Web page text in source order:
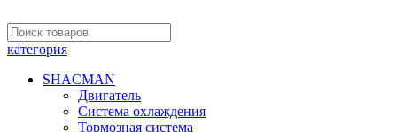
категория
SHACMAN
Двигатель
Система охлаждения
Тормозная система